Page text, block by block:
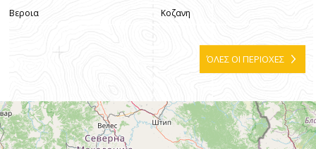
Βεροια Κοζανη
ΌΛΕΣ ΟΙ ΠΕΡΙΟΧΕΣ